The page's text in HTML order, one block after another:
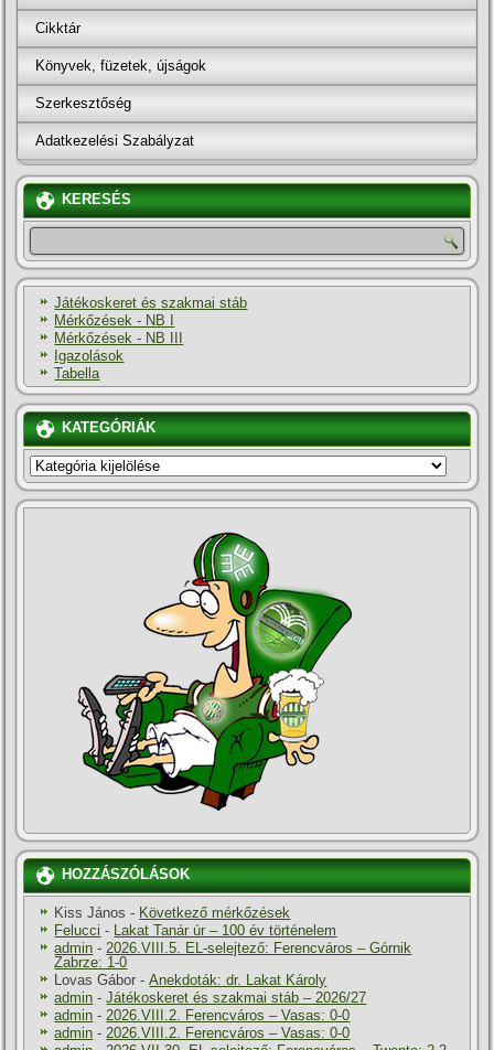
Cikktár
Könyvek, füzetek, újságok
Szerkesztőség
Adatkezelési Szabályzat
KERESÉS
Játékoskeret és szakmai stáb
Mérkőzések - NB I
Mérkőzések - NB III
Igazolások
Tabella
KATEGÓRIÁK
KATEGÓRIÁK
HOZZÁSZÓLÁSOK
Kiss János - Következő mérkőzések
Felucci - Lakat Tanár úr – 100 év történelem
admin -2026.VIII.5. EL-selejtező: Ferencváros – Górnik
Zabrze: 1-0
Lovas Gábor -Anekdoták: dr. Lakat Károly
admin -Játékoskeret és szakmai stáb – 2026/27
admin -2026.VIII.2. Ferencváros – Vasas: 0-0
admin -2026.VIII.2. Ferencváros – Vasas: 0-0